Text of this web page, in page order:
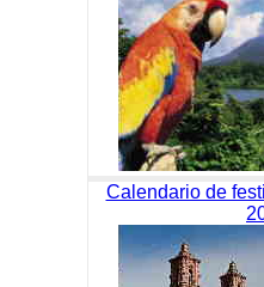
Calendario de